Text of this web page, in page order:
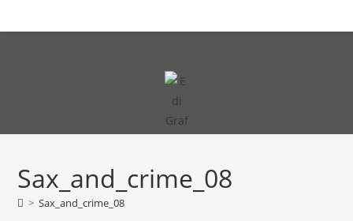
Inhalt
Sax_and_crime_08
> Sax_and_crime_08